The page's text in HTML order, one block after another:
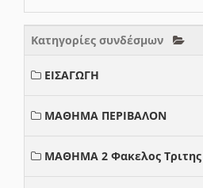
Κατηγορίες συνδέσμων
ΕΙΣΑΓΩΓΗ
ΜΑΘΗΜΑ ΠΕΡΙΒΑΛΟΝ
ΜΑΘΗΜΑ 2 Φακελος Τριτης